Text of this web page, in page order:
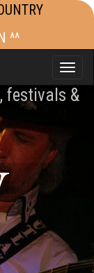
^^
Toggle
festivals &